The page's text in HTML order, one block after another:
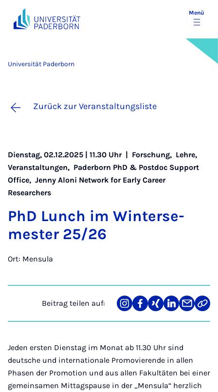
Menü
Universität Paderborn
Zurück zur Veranstaltungsliste
Dienstag, 02.12.2025 | 11.30 Uhr | Forschung, Lehre,
Veranstaltungen, Paderborn PhD & Postdoc Support
Office, Jenny Aloni Network for Early Career
Researchers
PhD Lunch im Win­ter­se­
mes­ter 25/26
Ort: Mensula
Beitrag teilen auf:
Teilen
auf
Teilen
auf
Teilen
auf
Teilen
auf
Teilen
über
Link
Jeden ersten Dienstag im Monat ab 11.30 Uhr sind
deutsche und internationale Promovierende in allen
Phasen der Promotion und aus allen Fakultäten bei einer
gemeinsamen Mittagspause in der „Mensula“ herzlich